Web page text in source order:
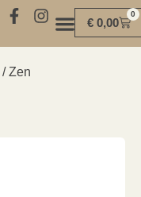
€ 0,00
0
/ Zen